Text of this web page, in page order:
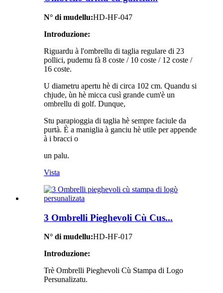
N° di mudellu:HD-HF-047
Introduzione:
Riguardu à l'ombrellu di taglia regulare di 23
pollici, pudemu fà 8 coste / 10 coste / 12 coste /
16 coste.
U diametru apertu hè di circa 102 cm. Quandu si
chjude, ùn hè micca cusì grande cum'è un
ombrellu di golf. Dunque,
Stu parapioggia di taglia hè sempre faciule da
purtà. È a maniglia à ganciu hè utile per appende
à i bracci o
un palu.
Vista
3 Ombrelli Pieghevoli Cù Cus...
N° di mudellu:HD-HF-017
Introduzione:
Trè Ombrelli Pieghevoli Cù Stampa di Logo
Persunalizatu.